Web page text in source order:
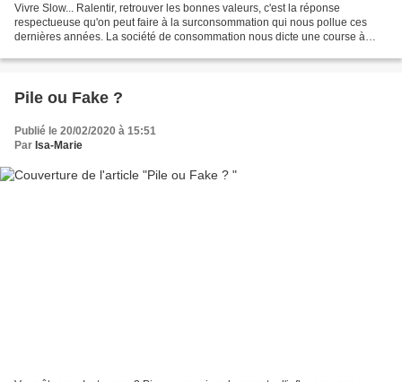
Vivre Slow... Ralentir, retrouver les bonnes valeurs, c'est la réponse
respectueuse qu'on peut faire à la surconsommation qui nous pollue ces
dernières années. La société de consommation nous dicte une course à
Pile ou Fake ?
Publié le 20/02/2020 à 15:51
Par Isa-Marie